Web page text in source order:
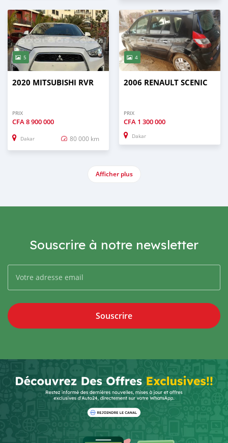
5
2020 MITSUBISHI RVR
PRIX
CFA8 900 000
Dakar 80 000 km
4
2006 RENAULT SCENIC
PRIX
CFA 1 300 000
Dakar
Afficher plus
Souscrire à notre newsletter
Souscrire